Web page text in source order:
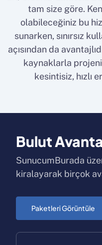
tam size göre.
olabileceğiniz bu
sunarken, sınırsız
açısından da
kaynaklarla
kesintisiz, hızlı
Bulut
SunucumBurada
kiralayarak birçok
Paketleri Görüntüle